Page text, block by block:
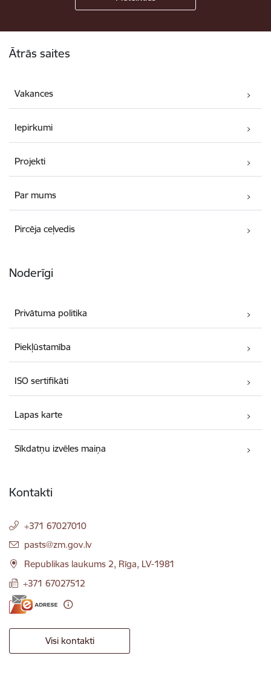
Ātrās saites
Vakances
Iepirkumi
Projekti
Par mums
Pircēja ceļvedis
Noderīgi
Privātuma politika
Piekļūstamība
ISO sertifikāti
Lapas karte
Sīkdatņu izvēles maiņa
Kontakti
+371 67027010
E-pasts:
pasts@zm.gov.lv
Republikas laukums 2, Rīga, LV-1981
+371 67027512
Visi kontakti